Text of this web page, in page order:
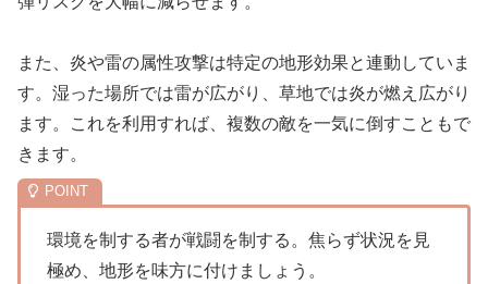
また、炎や雷の属性攻撃は特定の地形効果と連動していま
す。湿った場所では雷が広がり、草地では炎が燃え広がり
ます。これを利用すれば、複数の敵を一気に倒すこともで
きます。
環境を制する者が戦闘を制する。焦らず状況を見
極め、地形を味方に付けましょう。